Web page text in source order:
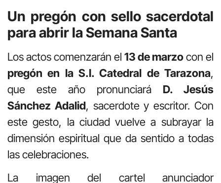
Un pregón con sello sacerdotal
para abrir la Semana Santa
Los actos comenzarán el 13 de marzocon el
pregón en la S.I. Catedral de Tarazona,
que este año pronunciará D. Jesús
Sánchez Adalid, sacerdote y escritor. Con
este gesto, la ciudad vuelve a subrayar la
dimensión espiritual que da sentido a todas
las celebraciones.
La imagen del cartel anunciador